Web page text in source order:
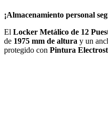
¡Almacenamiento personal
El Locker Metálico de 12
de 1975 mm de altura y un
protegido con Pintura